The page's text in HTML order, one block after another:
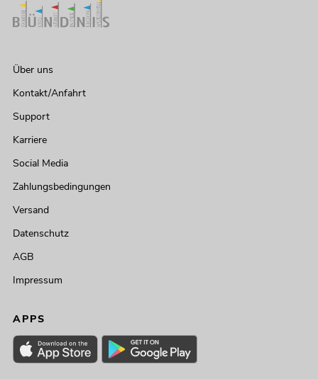
Über uns
Kontakt/Anfahrt
Support
Karriere
Social Media
Zahlungsbedingungen
Versand
Datenschutz
AGB
Impressum
APPS